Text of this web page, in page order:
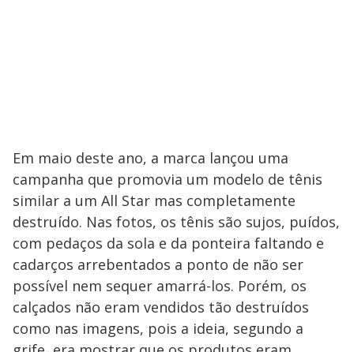
Em maio deste ano, a marca lançou uma
campanha que promovia um modelo de tênis
similar a um All Star mas completamente
destruído. Nas fotos, os tênis são sujos, puídos,
com pedaços da sola e da ponteira faltando e
cadarços arrebentados a ponto de não ser
possível nem sequer amarrá-los. Porém, os
calçados não eram vendidos tão destruídos
como nas imagens, pois a ideia, segundo a